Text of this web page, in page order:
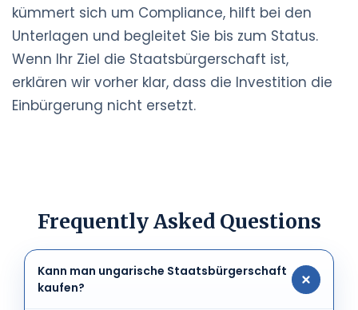
kümmert sich um Compliance, hilft bei den
Unterlagen und begleitet Sie bis zum Status.
Wenn Ihr Ziel die Staatsbürgerschaft ist,
erklären wir vorher klar, dass die Investition die
Einbürgerung nicht ersetzt.
Frequently Asked Questions
Kann man ungarische Staatsbürgerschaft
kaufen?